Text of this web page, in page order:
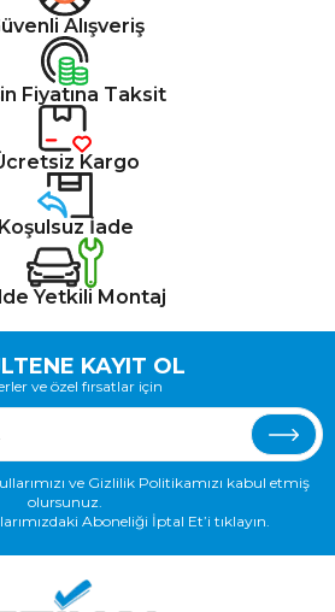
Alışveriş
Fiyatına Taksit
Kargo
Koşulsuz İade
Yetkili Montaj
KAYIT OL
ve özel fırsatlar için
ve Gizlilik Politikamızı kabul etmiş
olursunuz.
Aboneliği İptal Et’i tıklayın.